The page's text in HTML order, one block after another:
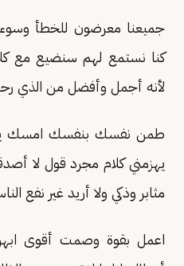
جميعنا معرضون للخطأ
كنا نستمع لهم سنضيع مع
لأنه أجمل وأفضل من الذي
طمن نفسك بنفسك امسك يدك
يهزمني كلام مجرد قول لا
مثابر وذكي ولا أريد غير نفع
اعمل بقوة وصمت أقوى